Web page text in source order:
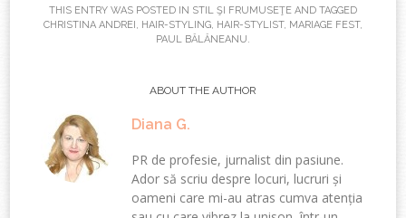
THIS ENTRY WAS POSTED IN STIL ŞI FRUMUSEŢE AND TAGGED
CHRISTINA ANDREI , HAIR-STYLING, HAIR-STYLIST, MARIAGE FEST,
PAUL BĂLĂNEANU.
ABOUT THE AUTHOR
Diana G.
PR de profesie, jurnalist din pasiune.
Ador să scriu despre locuri, lucruri și
oameni care mi-au atras cumva atenția